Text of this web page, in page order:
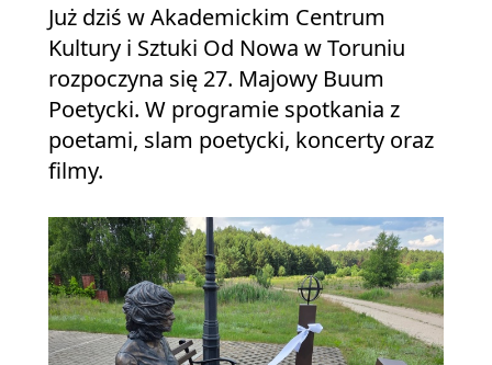
Już dziś w Akademickim Centrum
Kultury i Sztuki Od Nowa w Toruniu
rozpoczyna się 27. Majowy Buum
Poetycki. W programie spotkania z
poetami, slam poetycki, koncerty oraz
filmy.